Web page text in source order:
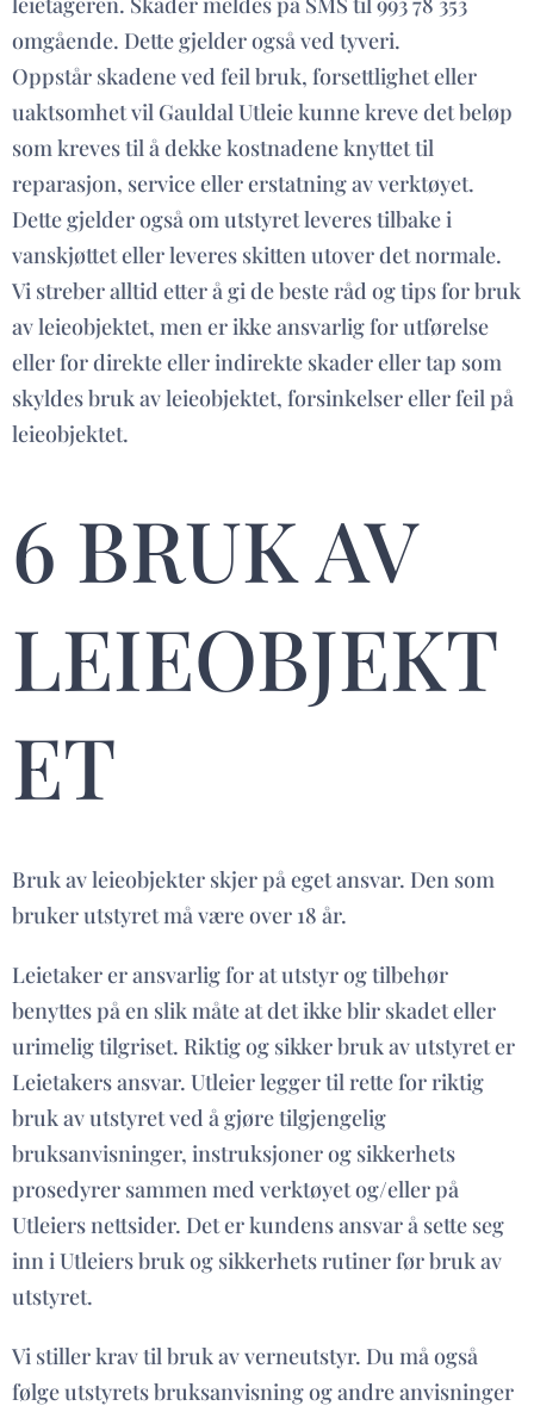
omgående. Dette gjelder også ved tyveri.
Oppstår skadene ved feil bruk, forsettlighet eller
uaktsomhet vil Gauldal Utleie kunne kreve det beløp
som kreves til å dekke kostnadene knyttet til
reparasjon, service eller erstatning av verktøyet.
Dette gjelder også om utstyret leveres tilbake i
vanskjøttet eller leveres skitten utover det normale.
Vi streber alltid etter å gi de beste råd og tips for bruk
av leieobjektet, men er ikke ansvarlig for utførelse
eller for direkte eller indirekte skader eller tap som
skyldes bruk av leieobjektet, forsinkelser eller feil på
leieobjektet.
6 BRUK AV
LEIEOBJEKT
ET
Bruk av leieobjekter skjer på eget ansvar. Den som
bruker utstyret må være over 18 år.
Leietaker er ansvarlig for at utstyr og tilbehør
benyttes på en slik måte at det ikke blir skadet eller
urimelig tilgriset. Riktig og sikker bruk av utstyret er
Leietakers ansvar. Utleier legger til rette for riktig
bruk av utstyret ved å gjøre tilgjengelig
bruksanvisninger, instruksjoner og sikkerhets
prosedyrer sammen med verktøyet og/eller på
Utleiers nettsider. Det er kundens ansvar å sette seg
inn i Utleiers bruk og sikkerhets rutiner før bruk av
utstyret.
Vi stiller krav til bruk av verneutstyr. Du må også
følge utstyrets bruksanvisning og andre anvisninger